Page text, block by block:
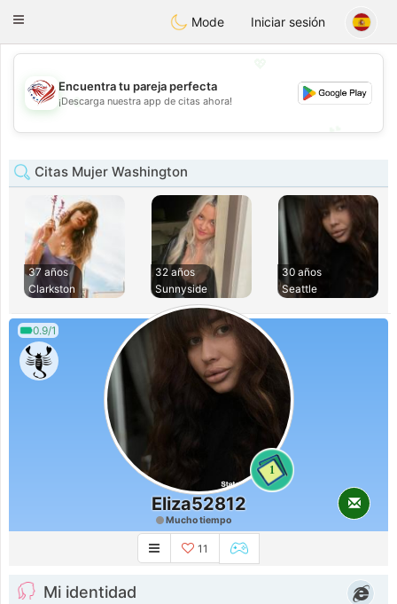
StatesDating
Toggle
Mode Iniciar sesión
💖
💕
Encuentra tu pareja perfecta
¡Descarga nuestra app de citas ahora!
Citas Mujer Washington
37 años
Clarkston
32 años
Sunnyside
30 años
Seattle
0.9/1
1
Eliza52812
Mucho tiempo
11
Mi identidad